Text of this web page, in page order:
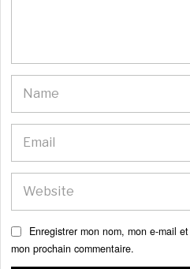
Enregistrer mon nom, mon e-mail
mon prochain commentaire.